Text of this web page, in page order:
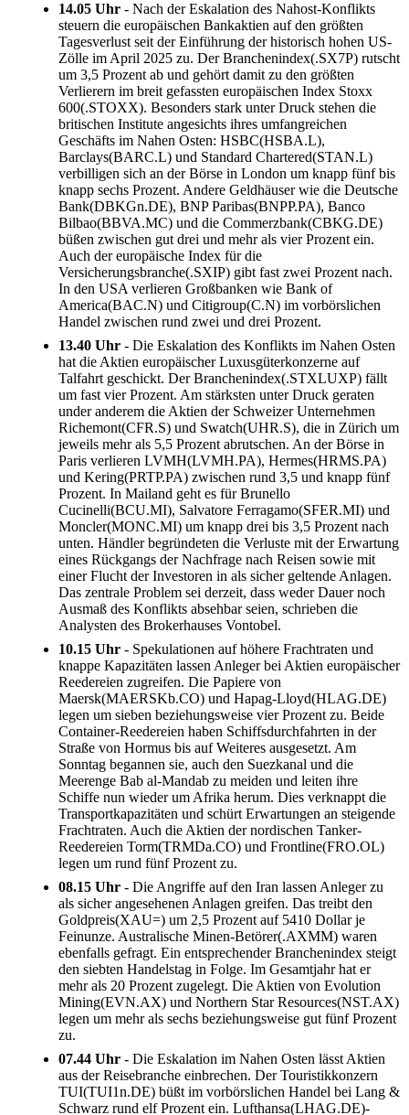
14.05 Uhr - Nach der Eskalation des Nahost-Konflikts
steuern die europäischen Bankaktien auf den größten
Tagesverlust seit der Einführung der historisch hohen US-
Zölle im April 2025 zu. Der Branchenindex(.SX7P) rutscht
um 3,5 Prozent ab und gehört damit zu den größten
Verlierern im breit gefassten europäischen Index Stoxx
600(.STOXX). Besonders stark unter Druck stehen die
britischen Institute angesichts ihres umfangreichen
Geschäfts im Nahen Osten: HSBC(HSBA.L),
Barclays(BARC.L) und Standard Chartered(STAN.L)
verbilligen sich an der Börse in London um knapp fünf bis
knapp sechs Prozent. Andere Geldhäuser wie die Deutsche
Bank(DBKGn.DE), BNP Paribas(BNPP.PA), Banco
Bilbao(BBVA.MC) und die Commerzbank(CBKG.DE)
büßen zwischen gut drei und mehr als vier Prozent ein.
Auch der europäische Index für die
Versicherungsbranche(.SXIP) gibt fast zwei Prozent nach.
In den USA verlieren Großbanken wie Bank of
America(BAC.N) und Citigroup(C.N) im vorbörslichen
Handel zwischen rund zwei und drei Prozent.
13.40 Uhr - Die Eskalation des Konflikts im Nahen Osten
hat die Aktien europäischer Luxusgüterkonzerne auf
Talfahrt geschickt. Der Branchenindex(.STXLUXP) fällt
um fast vier Prozent. Am stärksten unter Druck geraten
under anderem die Aktien der Schweizer Unternehmen
Richemont(CFR.S) und Swatch(UHR.S), die in Zürich um
jeweils mehr als 5,5 Prozent abrutschen. An der Börse in
Paris verlieren LVMH(LVMH.PA), Hermes(HRMS.PA)
und Kering(PRTP.PA) zwischen rund 3,5 und knapp fünf
Prozent. In Mailand geht es für Brunello
Cucinelli(BCU.MI), Salvatore Ferragamo(SFER.MI) und
Moncler(MONC.MI) um knapp drei bis 3,5 Prozent nach
unten. Händler begründeten die Verluste mit der Erwartung
eines Rückgangs der Nachfrage nach Reisen sowie mit
einer Flucht der Investoren in als sicher geltende Anlagen.
Das zentrale Problem sei derzeit, dass weder Dauer noch
Ausmaß des Konflikts absehbar seien, schrieben die
Analysten des Brokerhauses Vontobel.
10.15 Uhr - Spekulationen auf höhere Frachtraten und
knappe Kapazitäten lassen Anleger bei Aktien europäischer
Reedereien zugreifen. Die Papiere von
Maersk(MAERSKb.CO) und Hapag-Lloyd(HLAG.DE)
legen um sieben beziehungsweise vier Prozent zu. Beide
Container-Reedereien haben Schiffsdurchfahrten in der
Straße von Hormus bis auf Weiteres ausgesetzt. Am
Sonntag begannen sie, auch den Suezkanal und die
Meerenge Bab al-Mandab zu meiden und leiten ihre
Schiffe nun wieder um Afrika herum. Dies verknappt die
Transportkapazitäten und schürt Erwartungen an steigende
Frachtraten. Auch die Aktien der nordischen Tanker-
Reedereien Torm(TRMDa.CO) und Frontline(FRO.OL)
legen um rund fünf Prozent zu.
08.15 Uhr - Die Angriffe auf den Iran lassen Anleger zu
als sicher angesehenen Anlagen greifen. Das treibt den
Goldpreis(XAU=) um 2,5 Prozent auf 5410 Dollar je
Feinunze. Australische Minen-Betörer(.AXMM) waren
ebenfalls gefragt. Ein entsprechender Branchenindex steigt
den siebten Handelstag in Folge. Im Gesamtjahr hat er
mehr als 20 Prozent zugelegt. Die Aktien von Evolution
Mining(EVN.AX) und Northern Star Resources(NST.AX)
legen um mehr als sechs beziehungsweise gut fünf Prozent
zu.
07.44 Uhr - Die Eskalation im Nahen Osten lässt Aktien
aus der Reisebranche einbrechen. Der Touristikkonzern
TUI(TUI1n.DE) büßt im vorbörslichen Handel bei Lang &
Schwarz rund elf Prozent ein. Lufthansa(LHAG.DE)-